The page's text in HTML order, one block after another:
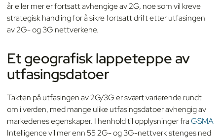
år eller mer er fortsatt avhengige av 2G, noe som vil kreve
strategisk handling for å sikre fortsatt drift etter utfasingen
av 2G- og 3G nettverkene.
Et geografisk lappeteppe av
utfasingsdatoer
Takten på utfasingen av 2G/3G er svært varierende rundt
om i verden, med mange ulike utfasingsdatoer avhengig av
markedenes egenskaper. I henhold til opplysninger fraGSMA
Intelligence vil mer enn 55 2G- og 3G-nettverk stenges ned